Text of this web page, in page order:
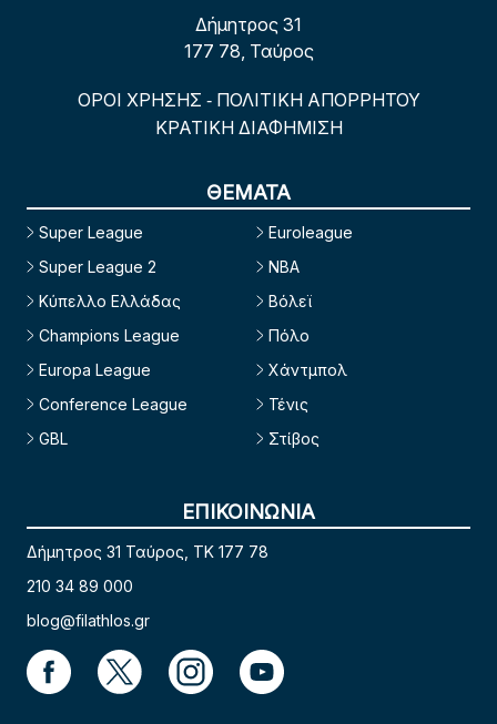
Δήμητρος 31
177 78, Ταύρος
ΟΡΟΙ ΧΡΗΣΗΣ - ΠΟΛΙΤΙΚΗ ΑΠΟΡΡΗΤΟΥ
ΚΡΑΤΙΚΗ ΔΙΑΦΗΜΙΣΗ
ΘΕΜΑΤΑ
Super League
Super League 2
Κύπελλο Ελλάδας
Champions League
Europa League
Conference League
GBL
Euroleague
NBA
Βόλεϊ
Πόλο
Χάντμπολ
Τένις
Στίβος
ΕΠΙΚΟΙΝΩΝΙΑ
Δήμητρος 31 Ταύρος, TK 177 78
210 34 89 000
blog@filathlos.gr